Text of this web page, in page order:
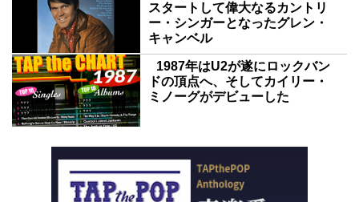
スタートして偉大なるカントリ
ー・シンガーとなったグレン・
キャンベル
1987年はU2が遂にロックバン
ドの頂点へ、そしてカイリー・
ミノーグがデビューした